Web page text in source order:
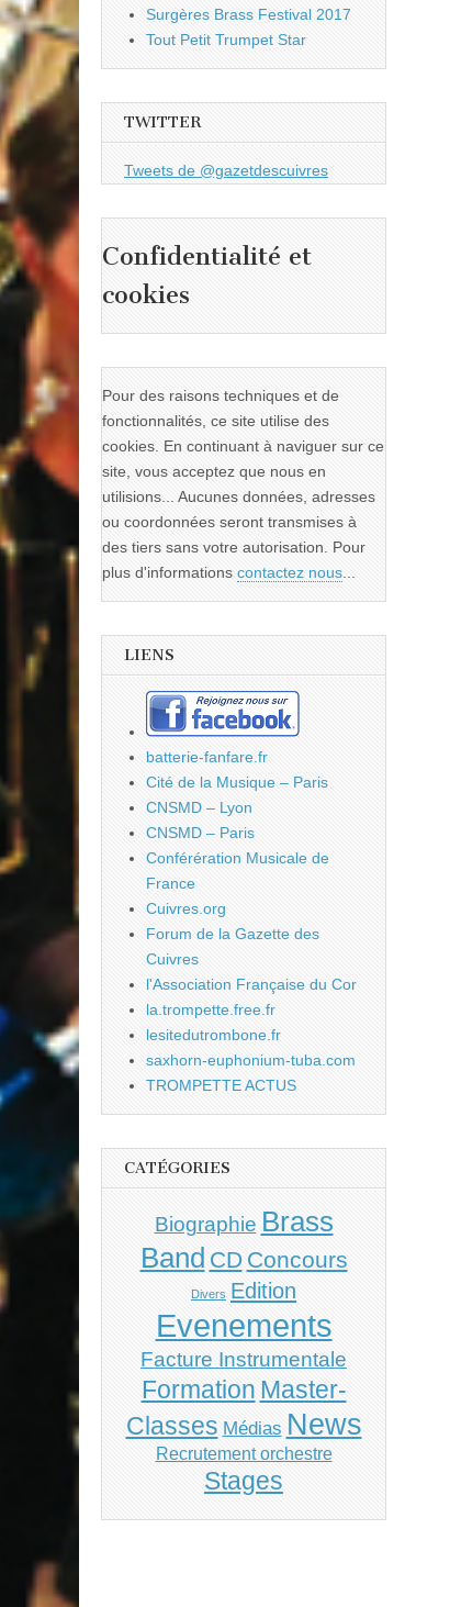
Surgères Brass Festival 2017
Tout Petit Trumpet Star
TWITTER
Tweets de @gazetdescuivres
Confidentialité et
cookies
Pour des raisons techniques et de
fonctionnalités, ce site utilise des
cookies. En continuant à naviguer sur ce
site, vous acceptez que nous en
utilisions... Aucunes données, adresses
ou coordonnées seront transmises à
des tiers sans votre autorisation. Pour
plus d'informations contactez nous...
LIENS
batterie-fanfare.fr
Cité de la Musique – Paris
CNSMD – Lyon
CNSMD – Paris
Conférération Musicale de
France
Cuivres.org
Forum de la Gazette des
Cuivres
l'Association Française du Cor
la.trompette.free.fr
lesitedutrombone.fr
saxhorn-euphonium-tuba.com
TROMPETTE ACTUS
CATÉGORIES
Biographie Brass
Band CD Concours
Divers Edition
Evenements
Facture Instrumentale
Formation Master-
Classes Médias News
Recrutement orchestre
Stages